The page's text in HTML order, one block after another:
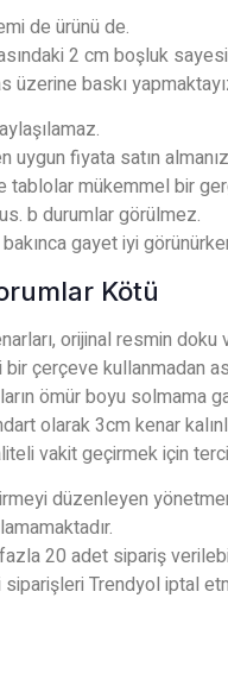
de ürünü de.
2 cm boşluk
üzerine baskı
uygun fiyata satın
tablolar mükemmel bir
b durumlar görülmez.
gayet iyi
Kötü
orijinal resmin
çerçeve kullanmadan
ömür boyu solmama
olarak 3cm kenar
vakit geçirmek için
düzenleyen
20 adet sipariş
Trendyol iptal